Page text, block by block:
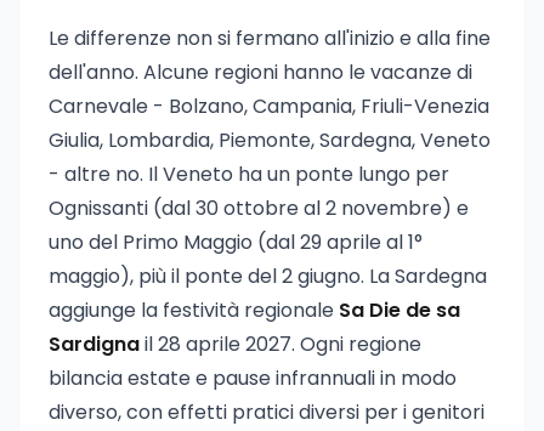
Le differenze non si fermano all'inizio e alla fine
dell'anno. Alcune regioni hanno le vacanze di
Carnevale - Bolzano, Campania, Friuli-Venezia
Giulia, Lombardia, Piemonte, Sardegna, Veneto
- altre no. Il Veneto ha un ponte lungo per
Ognissanti (dal 30 ottobre al 2 novembre) e
uno del Primo Maggio (dal 29 aprile al 1°
maggio), più il ponte del 2 giugno. La Sardegna
aggiunge la festività regionale Sa Die de sa
Sardignail 28 aprile 2027. Ogni regione
bilancia estate e pause infrannuali in modo
diverso, con effetti pratici diversi per i genitori